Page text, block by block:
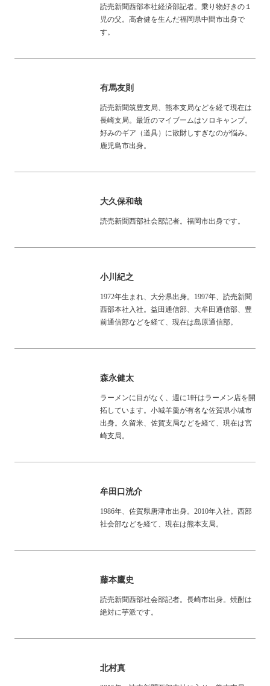
読売新聞西部本社経済部記者。乗り物好きの１
児の父。高倉健を生んだ福岡県中間市出身で
す。
有馬友則
読売新聞筑豊支局、熊本支局などを経て現在は
長崎支局。最近のマイブームはソロキャンプ。
好みのギア（道具）に散財しすぎなのが悩み。
鹿児島市出身。
大久保和哉
読売新聞西部社会部記者。福岡市出身です。
小川紀之
1972年生まれ、大分県出身。1997年、読売新聞
西部本社入社。益田通信部、大牟田通信部、豊
前通信部などを経て、現在は島原通信部。
森永健太
ラーメンに目がなく、週に1軒はラーメン店を開
拓しています。小城羊羹が有名な佐賀県小城市
出身。久留米、佐賀支局などを経て、現在は宮
崎支局。
牟田口洸介
1986年、佐賀県唐津市出身。2010年入社。西部
社会部などを経て、現在は熊本支局。
藤本鷹史
読売新聞西部社会部記者。長崎市出身。焼酎は
絶対に芋派です。
北村真